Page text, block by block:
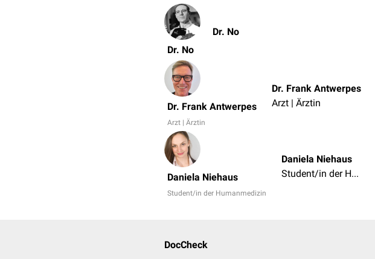
Dr. No
Dr. No
Dr. Frank Antwerpes
Arzt | Ärztin
Dr. Frank Antwerpes
Arzt | Ärztin
Daniela Niehaus
Student/in der Humanmedizin
Daniela Niehaus
Student/in der Humanmedizin
DocCheck